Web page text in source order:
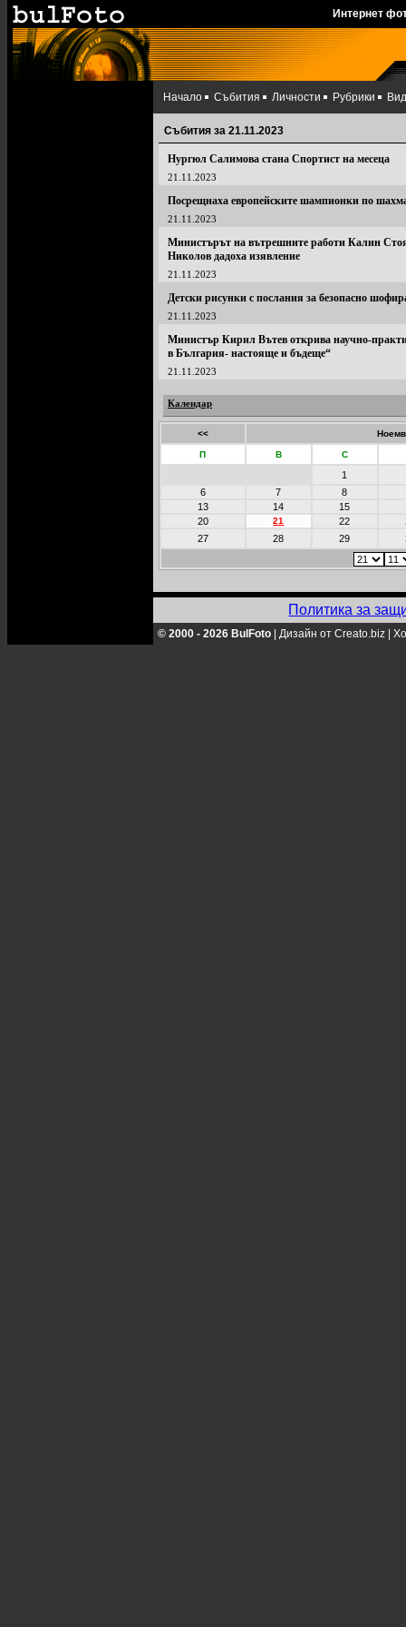
Интернет
Начало Събития Личности Рубрики
Събития за 21.11.2023
Нургюл Салимова стана Спортист на месеца
21.11.2023
Посрещнаха европейските шампионки по
21.11.2023
Министърът на вътрешните работи Калин
Николов дадоха изявление
21.11.2023
Детски рисунки с послания за безопасно
21.11.2023
Министър Кирил Вътев открива научно-
в България- настояще и бъдеще“
21.11.2023
Календар
<<
П В С
1
6
7
8
13
14 15
20
21 22
27
28 29
Политика за
© 2000 - 2026 BulFoto Дизайн от Creato.biz